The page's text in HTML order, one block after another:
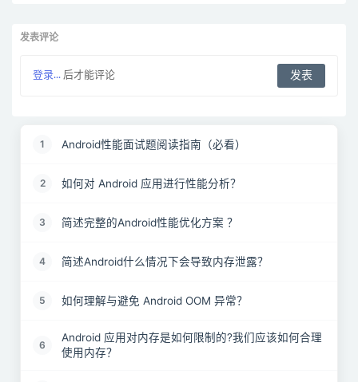
发表评论
登录... 后才能评论
1 Android性能面试题阅读指南（必看）
2 如何对 Android 应用进行性能分析？
3 简述完整的Android性能优化方案 ？
4 简述Android什么情况下会导致内存泄露？
5 如何理解与避免 Android OOM 异常？
6
Android 应用对内存是如何限制的?我们应该如何合理
使用内存？